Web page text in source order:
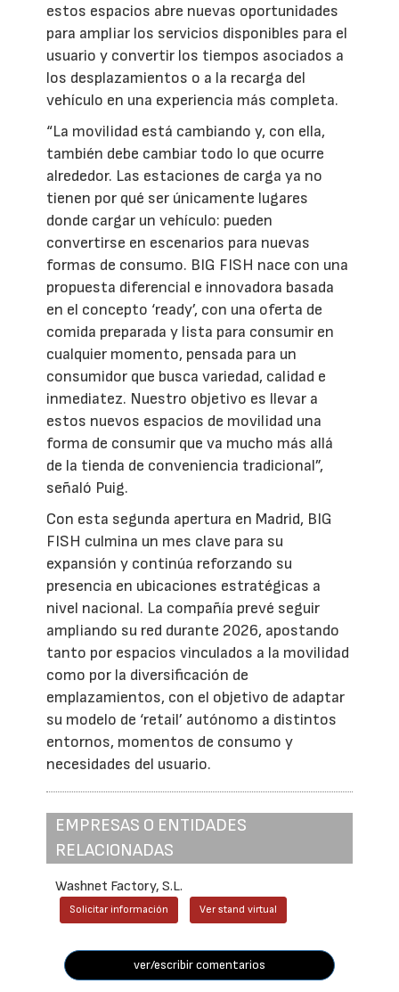
estos espacios abre nuevas oportunidades
para ampliar los servicios disponibles para el
usuario y convertir los tiempos asociados a
los desplazamientos o a la recarga del
vehículo en una experiencia más completa.
“La movilidad está cambiando y, con ella,
también debe cambiar todo lo que ocurre
alrededor. Las estaciones de carga ya no
tienen por qué ser únicamente lugares
donde cargar un vehículo: pueden
convertirse en escenarios para nuevas
formas de consumo. BIG FISH nace con una
propuesta diferencial e innovadora basada
en el concepto ‘ready’, con una oferta de
comida preparada y lista para consumir en
cualquier momento, pensada para un
consumidor que busca variedad, calidad e
inmediatez. Nuestro objetivo es llevar a
estos nuevos espacios de movilidad una
forma de consumir que va mucho más allá
de la tienda de conveniencia tradicional”,
señaló Puig.
Con esta segunda apertura en Madrid, BIG
FISH culmina un mes clave para su
expansión y continúa reforzando su
presencia en ubicaciones estratégicas a
nivel nacional. La compañía prevé seguir
ampliando su red durante 2026, apostando
tanto por espacios vinculados a la movilidad
como por la diversificación de
emplazamientos, con el objetivo de adaptar
su modelo de ‘retail’ autónomo a distintos
entornos, momentos de consumo y
necesidades del usuario.
EMPRESAS O ENTIDADES
RELACIONADAS
Washnet Factory, S.L.
Solicitar información Ver stand virtual
ver/escribir comentarios